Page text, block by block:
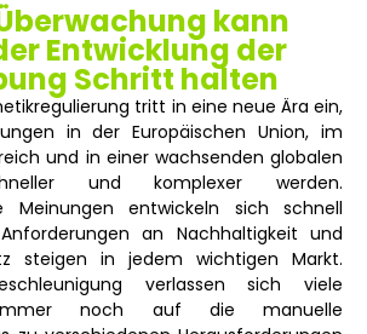
kann
Entwicklung der
Schritt halten
tritt in eine neue Ära ein,
in der Europäischen Union, im
und in einer wachsenden globalen
und komplexer werden.
Meinungen entwickeln sich schnell
an Nachhaltigkeit und
steigen in jedem wichtigen Markt.
verlassen sich viele
immer noch auf die manuelle